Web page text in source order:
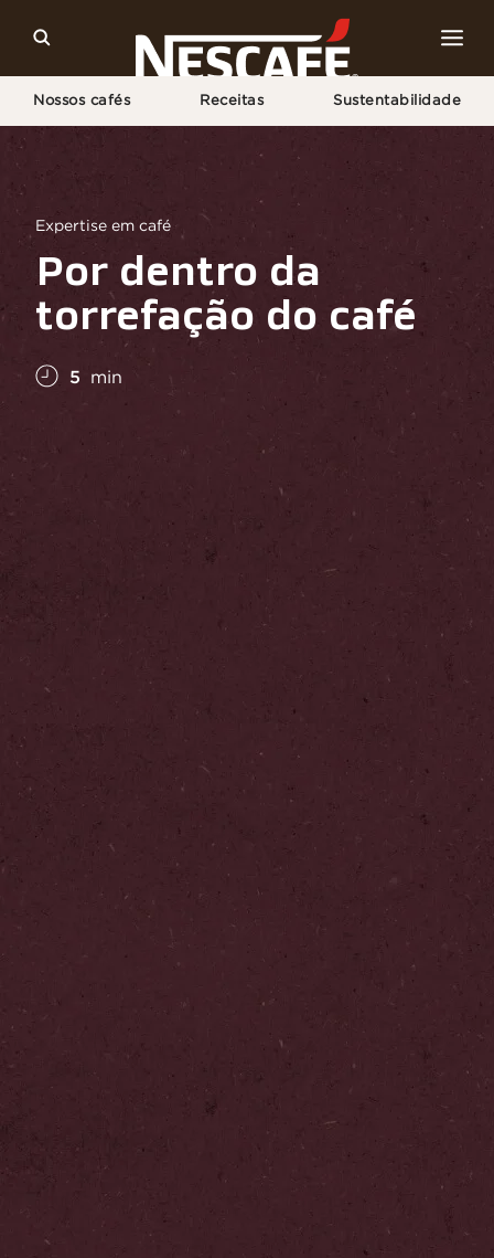
Nossos cafés Receitas Sustentabilidade
Conhecimento Do Café
Expertise em café
Por dentro da
torrefação do café
5 min
Adicionar aos Favoritos